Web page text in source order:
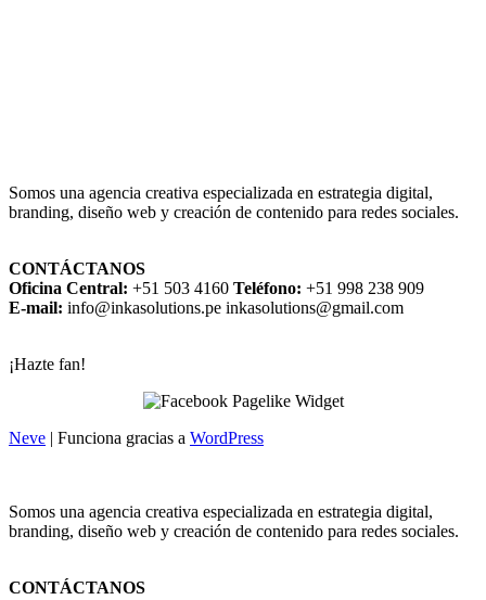
Somos una agencia creativa especializada en estrategia digital,
branding, diseño web y creación de contenido para redes sociales.
CONTÁCTANOS
Oficina Central: +51 503 4160 Teléfono: +51 998 238 909
E-mail: info@inkasolutions.pe inkasolutions@gmail.com
¡Hazte fan!
Neve | Funciona gracias a WordPress
Somos una agencia creativa especializada en estrategia digital,
branding, diseño web y creación de contenido para redes sociales.
CONTÁCTANOS